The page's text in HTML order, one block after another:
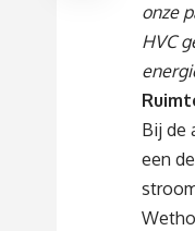
onze
HVC
Bij de
een